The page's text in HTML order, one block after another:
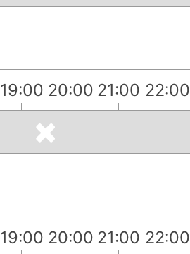
19:00 20:00 21:00 22:00
19:00 20:00 21:00 22:00